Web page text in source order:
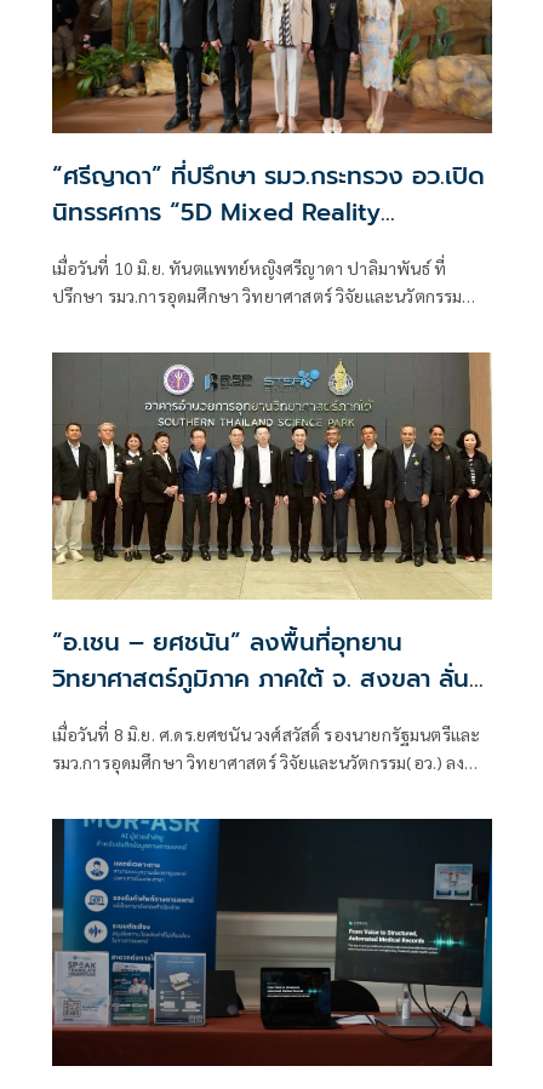
“ศรีญาดา” ที่ปรึกษา รมว.กระทรวง อว.เปิด
นิทรรศการ “5D Mixed Reality
Experience” และกิจกรรม “Hidden
Paradise” พิพิธภัณฑ์พระรามเก้า องค์การ
พิพิธภัณฑ์วิทยาศาสตร์แห่งชาติ(อพวช.)
หรือ NSM
เมื่อวันที่ 10 มิ.ย. ทันตแพทย์หญิงศรีญาดา ปาลิมาพันธ์ ที่
ปรึกษา รมว.การอุดมศึกษา วิทยาศาสตร์ วิจัยและนวัตกรรม
Experience” และกิจกรรม “Hidden Paradise” อย่างเป็น
ทางการ โดยมี นายสุวรงค์ วงษ์ศิริ รักษาการแทนผู้อำนวยการ
องค์การพิพิธภัณฑ์วิทยาศาสตร์แห่งชาติ(อพวช.) หรือ NSM
“อ.เชน – ยศชนัน” ลงพื้นที่อุทยาน
วิทยาศาสตร์ภูมิภาค ภาคใต้ จ. สงขลา ลั่น
ต้องเชื่อมโยงผู้ประ กอบการ ชุมชน ภาครัฐ
และภาคสังคมเข้าด้วยกันเพื่อบ่มเพาะธุรกิจ
ไทยให้ก้าวไปสู่ระดับยูนิคอร์น
เมื่อวันที่ 8 มิ.ย. ศ.ดร.ยศชนัน วงศ์สวัสดิ์ รองนายกรัฐมนตรีและ
รมว.การอุดมศึกษา วิทยาศาสตร์ วิจัยและนวัตกรรม(อว.) ลงพื้น
ชมผลงานนวัตกรรมการใช้ประโยชน์และขับเคลื่อนเศรษฐกิจ
ภาคใต้ ภายใต้โครงการ South Innovation Bridge การเชื่อม
โยงเครือข่ายนวัตกรรมสู่การพัฒนาเศรษฐกิจภาคใต้ โดยมีผู้
บริหารมหาวิทยาลัยในพื้นที่ภาคใต้ นักวิจัย